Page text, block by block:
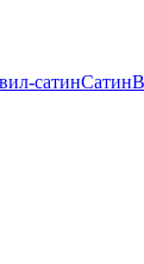
сатинСатин